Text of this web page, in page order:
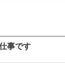
事です